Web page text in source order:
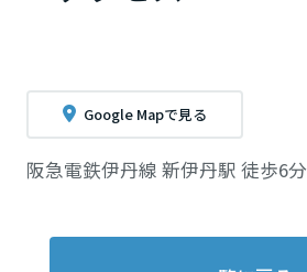
Google Mapで見る
阪急電鉄伊丹線 新伊丹駅 徒歩6分